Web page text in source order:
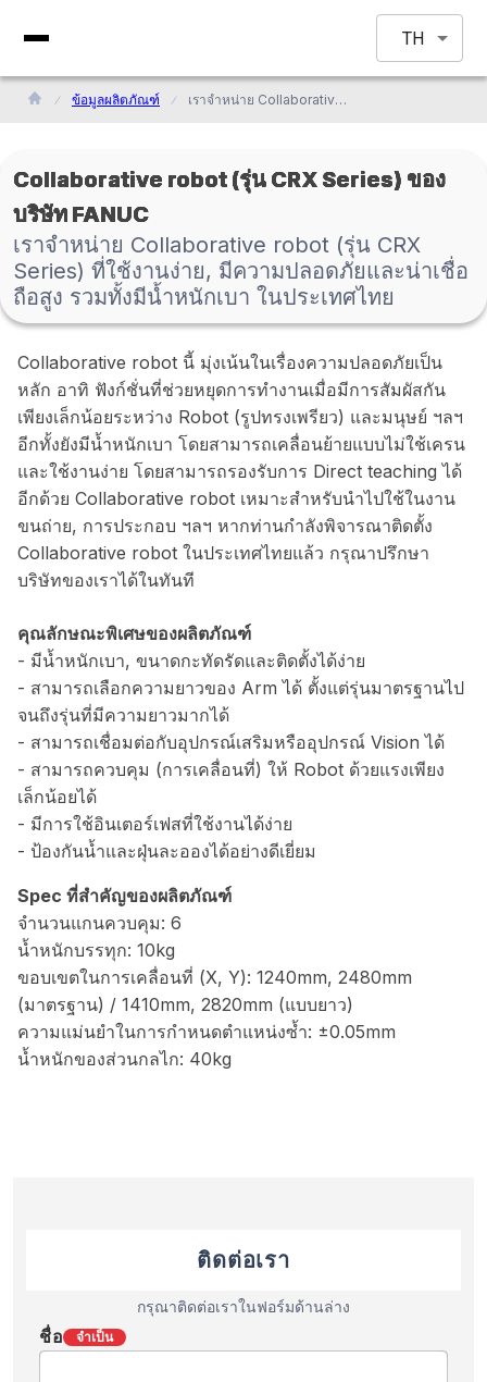
TH
ข้อมูลผลิตภัณฑ์ เราจำหน่าย Collaborative robot (รุ่น CRX Series) ที่ใช้งานง่าย, มีความปลอดภัยและน่าเชื่อถือสูง รวมทั้งมีน้ำหนักเบา ในประเทศไทย
Collaborative robot (รุ่น CRX Series) ของ
บริษัท FANUC
เราจำหน่าย Collaborative robot (รุ่น CRX
Series) ที่ใช้งานง่าย, มีความปลอดภัยและน่าเชื่อ
ถือสูง รวมทั้งมีน้ำหนักเบา ในประเทศไทย
Collaborative robot นี้ มุ่งเน้นในเรื่องความปลอดภัยเป็น
หลัก อาทิ ฟังก์ชั่นที่ช่วยหยุดการทำงานเมื่อมีการสัมผัสกัน
เพียงเล็กน้อยระหว่าง Robot (รูปทรงเพรียว) และมนุษย์ ฯลฯ
อีกทั้งยังมีน้ำหนักเบา โดยสามารถเคลื่อนย้ายแบบไม่ใช้เครน
และใช้งานง่าย โดยสามารถรองรับการ Direct teaching ได้
อีกด้วย Collaborative robot เหมาะสำหรับนำไปใช้ในงาน
ขนถ่าย, การประกอบ ฯลฯ หากท่านกำลังพิจารณาติดตั้ง
Collaborative robot ในประเทศไทยแล้ว กรุณาปรึกษา
บริษัทของเราได้ในทันที
คุณลักษณะพิเศษของผลิตภัณฑ์
- มีน้ำหนักเบา, ขนาดกะทัดรัดและติดตั้งได้ง่าย
- สามารถเลือกความยาวของ Arm ได้ ตั้งแต่รุ่นมาตรฐานไป
จนถึงรุ่นที่มีความยาวมากได้
- สามารถเชื่อมต่อกับอุปกรณ์เสริมหรืออุปกรณ์ Vision ได้
- สามารถควบคุม (การเคลื่อนที่) ให้ Robot ด้วยแรงเพียง
เล็กน้อยได้
- มีการใช้อินเตอร์เฟสที่ใช้งานได้ง่าย
- ป้องกันน้ำและฝุ่นละอองได้อย่างดีเยี่ยม
Spec ที่สำคัญของผลิตภัณฑ์
จำนวนแกนควบคุม: 6
น้ำหนักบรรทุก: 10kg
ขอบเขตในการเคลื่อนที่ (X, Y): 1240mm, 2480mm
(มาตรฐาน) / 1410mm, 2820mm (แบบยาว)
ความแม่นยำในการกำหนดตำแหน่งซ้ำ: ±0.05mm
น้ำหนักของส่วนกลไก: 40kg
ติดต่อเรา
กรุณาติดต่อเราในฟอร์มด้านล่าง
ชื่อ จำเป็น